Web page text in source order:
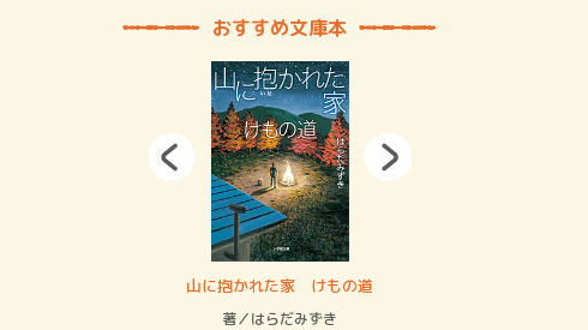
おすすめ文庫本
山に抱かれた家 けもの道
著／はらだみずき